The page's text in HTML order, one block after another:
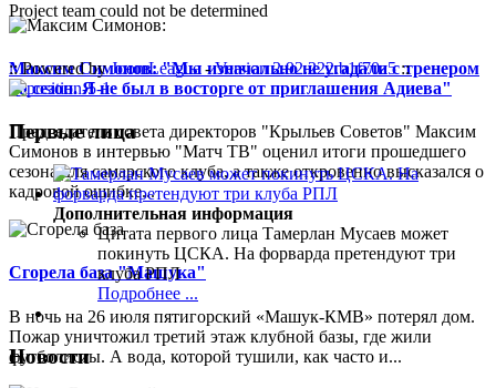
Максим Симонов: "Мы изначально не угадали с тренером
на сезон. Я не был в восторге от приглашения Адиева"
Председатель совета директоров "Крыльев Советов" Максим
Симонов в интервью "Матч ТВ" оценил итоги прошедшего
сезона для самарского клуба, а также откровенно высказался о
кадровой ошибке...
Сгорела база "Машука"
В ночь на 26 июля пятигорский «Машук-КМВ» потерял дом.
Пожар уничтожил третий этаж клубной базы, где жили
футболисты. А вода, которой тушили, как часто и...
Project team could not be determined
:: Powered byJoomLeague-Version 2.92.222.b1f70a5::
Первые лица
Дополнительная информация
Цитата первого лица Тамерлан Мусаев может
покинуть ЦСКА. На форварда претендуют три
клуба РПЛ
Подробнее ...
Новости